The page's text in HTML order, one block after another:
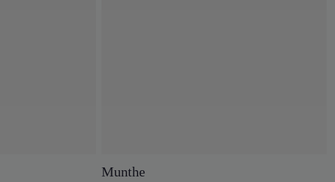
Munthe